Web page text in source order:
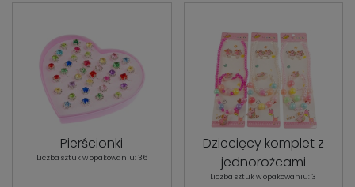
Pierścionki
Liczba sztuk w opakowaniu: 36
Dziecięcy komplet z
jednorożcami
Liczba sztuk w opakowaniu: 3